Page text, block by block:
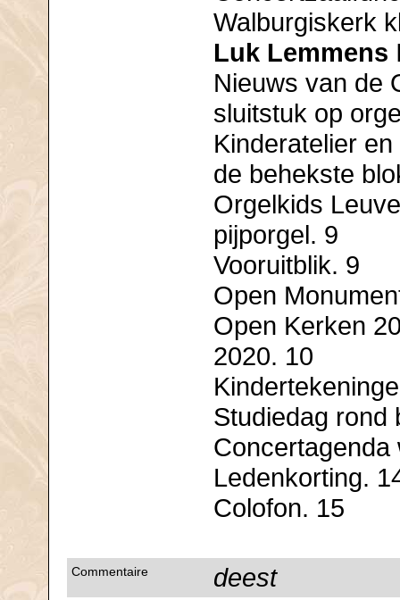
Walburgiskerk
Luk Lemmens
Nieuws van de
sluitstuk op
Kinderatelier
de behekste
Orgelkids
pijporgel. 9
Vooruitblik. 9
Open
Open Kerken
2020. 10
Studiedag rond
Concertagenda
Ledenkorting.
Colofon. 15
Commentaire deest